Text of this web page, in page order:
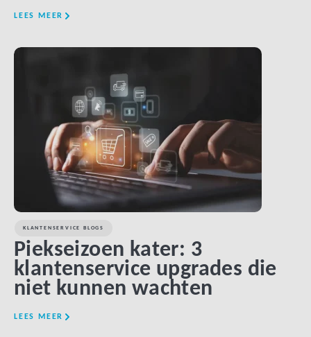
LEES MEER
KLANTENSERVICE BLOGS
Piekseizoen kater: 3
klantenservice upgrades die
niet kunnen wachten
LEES MEER